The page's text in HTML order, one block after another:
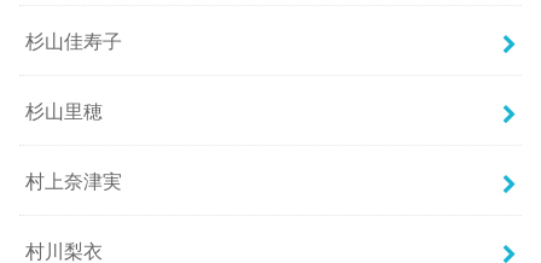
杉山佳寿子
杉山里穂
村上奈津実
村川梨衣